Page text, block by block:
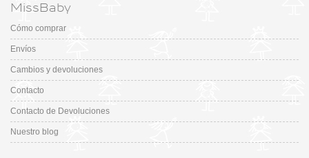
MissBaby
Cómo comprar
Envíos
Cambios y devoluciones
Contacto
Contacto de Devoluciones
Nuestro blog